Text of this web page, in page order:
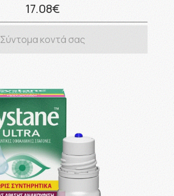
17.08€
Σύντομα κοντά σας